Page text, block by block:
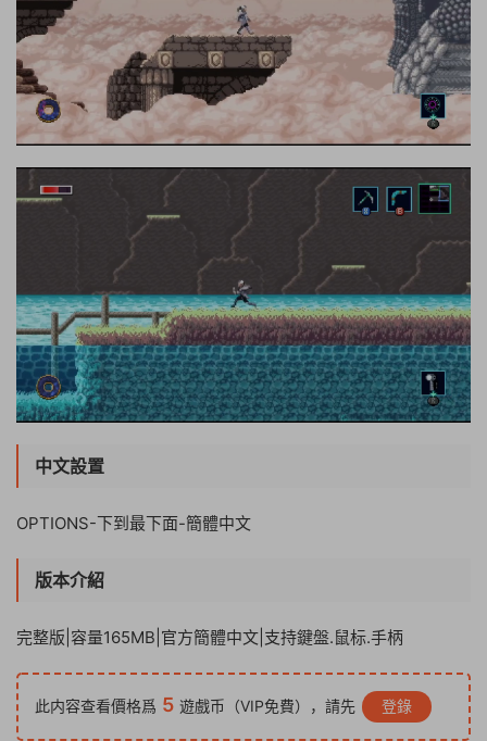
中文設置
OPTIONS-下到最下面-簡體中文
版本介紹
完整版|容量165MB|官方簡體中文|支持鍵盤.鼠标.手柄
此内容查看價格爲 5 遊戲币（VIP免費），請先 登錄